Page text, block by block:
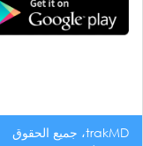
trakMD، جميع الحقوق